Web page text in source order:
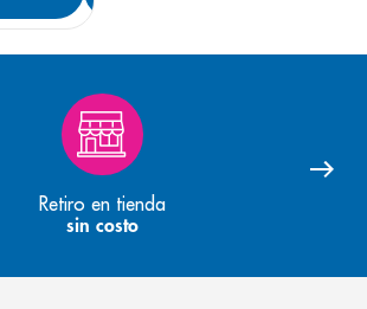
Retiro en tienda
sin costo